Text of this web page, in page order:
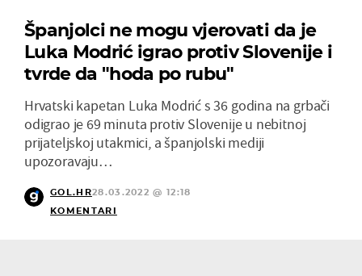
Španjolci ne mogu vjerovati da je
Luka Modrić igrao protiv Slovenije i
tvrde da "hoda po rubu"
Hrvatski kapetan Luka Modrić s 36 godina na grbači
odigrao je 69 minuta protiv Slovenije u nebitnoj
prijateljskoj utakmici, a španjolski mediji
upozoravaju…
GOL.HR28.03.2022 @ 12:18
KOMENTARI